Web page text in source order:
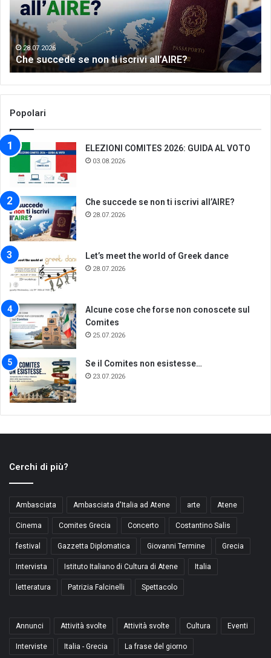
iscrivi
all’AIRE?
28.07.2026
Che succede se non ti iscrivi all’AIRE?
Popolari
ELEZIONI COMITES 2026: GUIDA AL VOTO
03.08.2026
Che succede se non ti iscrivi all’AIRE?
28.07.2026
Let’s meet the world of Greek dance
28.07.2026
Alcune cose che forse non conoscete sul
Comites
25.07.2026
Se il Comites non esistesse…
23.07.2026
Cerchi di più?
Ambasciata Ambasciata d'Italia ad Atene arte Atene
Cinema Comites Grecia Concerto Costantino Salis
festival Gazzetta Diplomatica Giovanni Termine Grecia
Intervista Istituto Italiano di Cultura di Atene Italia
letteratura Patrizia Falcinelli Spettacolo
Annunci Attività svolte Attività svolte Cultura Eventi
Interviste Italia - Grecia La frase del giorno